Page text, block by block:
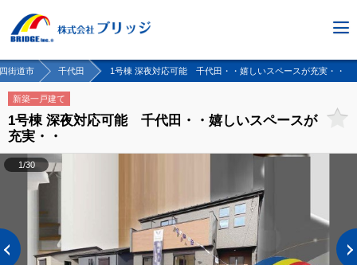
四街道市 千代田 1号棟 深夜対応可能 千代田・・嬉しいスペースが充実・・
新築一戸建て
1号棟 深夜対応可能 千代田・・嬉しいスペースが
充実・・
1/30